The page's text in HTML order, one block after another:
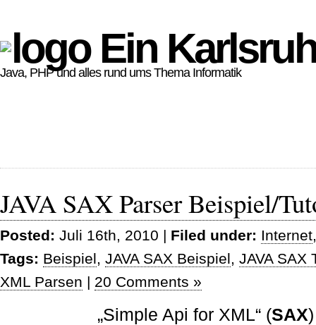
Ein
Java, PHP und alles rund ums Thema Informatik
JAVA SAX Parser Beispiel/
Posted: Juli 16th, 2010 | Filed under: Internet
Tags: Beispiel, JAVA SAX Beispiel, JAVA SAX
XML Parsen | 20 Comments »
„Simple Api for XML“ (SAX